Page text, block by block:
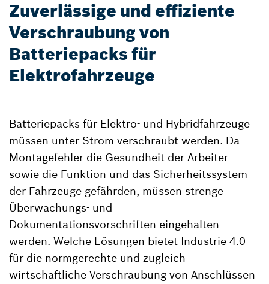
Zuverlässige und effiziente
Verschraubung von
Batteriepacks für
Elektrofahrzeuge
Batteriepacks für Elektro- und Hybridfahrzeuge
müssen unter Strom verschraubt werden. Da
Montagefehler die Gesundheit der Arbeiter
sowie die Funktion und das Sicherheitssystem
der Fahrzeuge gefährden, müssen strenge
Überwachungs- und
Dokumentationsvorschriften eingehalten
werden. Welche Lösungen bietet Industrie 4.0
für die normgerechte und zugleich
wirtschaftliche Verschraubung von Anschlüssen